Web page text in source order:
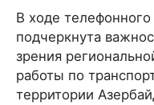
В ходе
подчеркнута
зрения
работы по
территории